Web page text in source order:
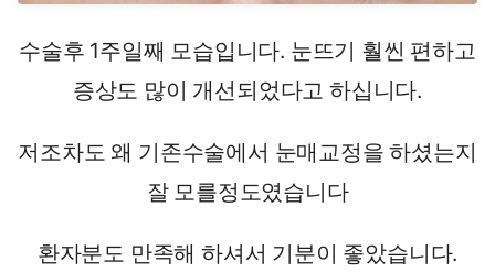
수술후 1주일째 모습입니다. 눈뜨기 훨씬 편하고
증상도 많이 개선되었다고 하십니다.
저조차도 왜 기존수술에서 눈매교정을 하셨는지
잘 모를정도였습니다
환자분도 만족해 하셔서 기분이 좋았습니다.